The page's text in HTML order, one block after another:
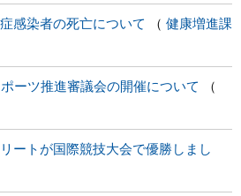
感染者の死亡について 健康増進課
ーツ推進審議会の開催について
ートが国際競技大会で優勝しまし